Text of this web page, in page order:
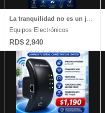
Joyería y Relojes
La tranquilidad no es un juego, chequea nuestras cámaras 4k UHD
Equipos Electrónicos
RD$ 2,940